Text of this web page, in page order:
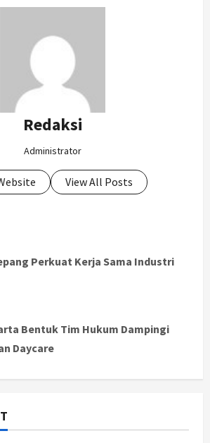
Redaksi
Administrator
View All Posts
Perkuat Kerja Sama Industri
Bentuk Tim Hukum Dampingi
Daycare